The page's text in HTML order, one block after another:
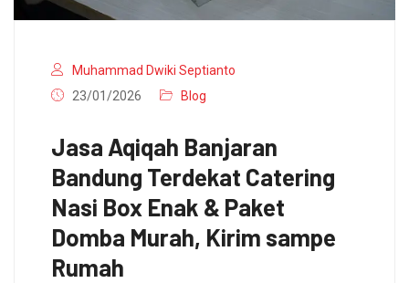
Muhammad Dwiki Septianto
23/01/2026
Blog
Jasa Aqiqah Banjaran
Bandung Terdekat Catering
Nasi Box Enak & Paket
Domba Murah, Kirim sampe
Rumah